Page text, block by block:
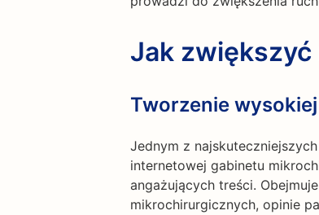
Jak zwiększyć
Tworzenie
Jednym z
internetowej gabinetu
angażujących treści.
mikrochirurgicznych, opinie